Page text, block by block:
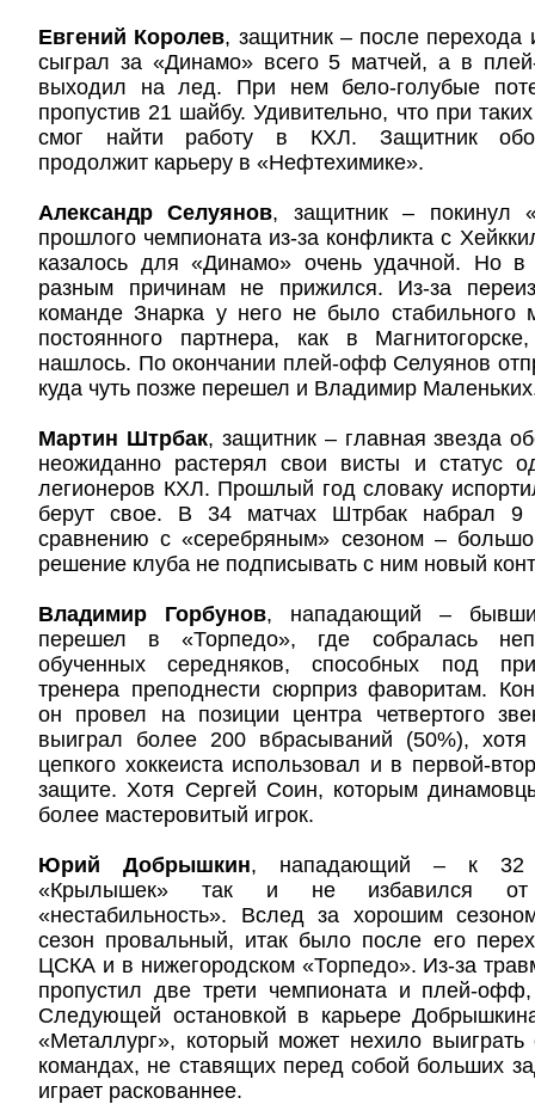
Евгений Королев, защитник – после перехода
сыграл за «Динамо» всего 5 матчей, а в
выходил на лед. При нем бело-голубые
пропустив 21 шайбу. Удивительно, что при
смог найти работу в КХЛ. Защитник
продолжит карьеру в «Нефтехимике».
Александр Селуянов, защитник – покинул
прошлого чемпионата из-за конфликта с
казалось для «Динамо» очень удачной. Но в
разным причинам не прижился. Из-за
команде Знарка у него не было стабильного
постоянного партнера, как в
нашлось. По окончании плей-офф Селуянов
куда чуть позже перешел и Владимир
Мартин Штрбак, защитник – главная звезда
неожиданно растерял свои висты и статус
легионеров КХЛ. Прошлый год словаку
берут свое. В 34 матчах Штрбак набрал 9
сравнению с «серебряным» сезоном –
решение клуба не подписывать с ним новый
Владимир Горбунов, нападающий –
перешел в «Торпедо», где собралась
обученных середняков, способных под
тренера преподнести сюрприз фаворитам.
он провел на позиции центра четвертого
выиграл более 200 вбрасываний (50%),
цепкого хоккеиста использовал и в первой-
защите. Хотя Сергей Соин, которым
более мастеровитый игрок.
Юрий Добрышкин, нападающий – к 32
«Крылышек» так и не избавился от
«нестабильность». Вслед за хорошим
сезон провальный, итак было после его
ЦСКА и в нижегородском «Торпедо». Из-за
пропустил две трети чемпионата и плей-
Следующей остановкой в карьере
«Металлург», который может нехило
командах, не ставящих перед собой больших
играет раскованнее.